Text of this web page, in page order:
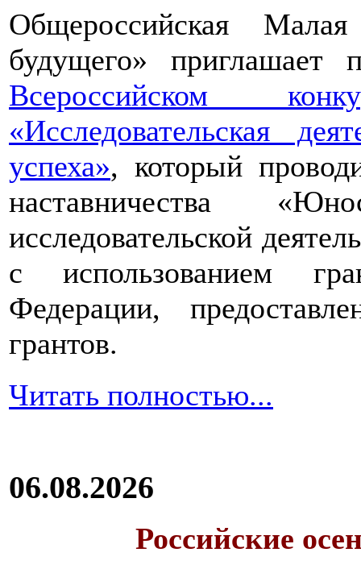
Общероссийская
будущего» приглашает
Всероссийском
«Исследовательская
успеха», который
наставничества
исследовательской
с использованием
Федерации,
грантов.
Читать полностью...
06.08.2026
Российские